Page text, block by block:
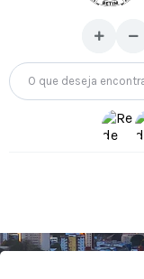
O que deseja encontrar?